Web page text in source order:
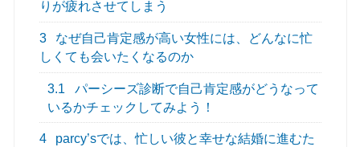
りが疲れさせてしまう
3
なぜ自己肯定感が高い女性には、どんなに忙
しくても会いたくなるのか
3.1
パーシーズ診断で自己肯定感がどうなって
いるかチェックしてみよう！
4
parcy’sでは、忙しい彼と幸せな結婚に進むた